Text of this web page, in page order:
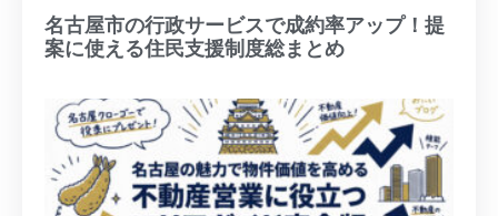
名古屋市の行政サービスで成約率アップ！提
案に使える住民支援制度総まとめ